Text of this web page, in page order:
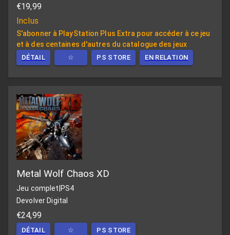
€19,99
Inclus
S'abonner à PlayStation Plus Extra pour accéder à ce jeu
et à des centaines d'autres du catalogue des jeux
DÉTAIL ☆ PS STORE EN RELATION
Metal Wolf Chaos XD
Jeu complet|PS4
Devolver Digital
€24,99
DÉTAIL ☆ PS STORE